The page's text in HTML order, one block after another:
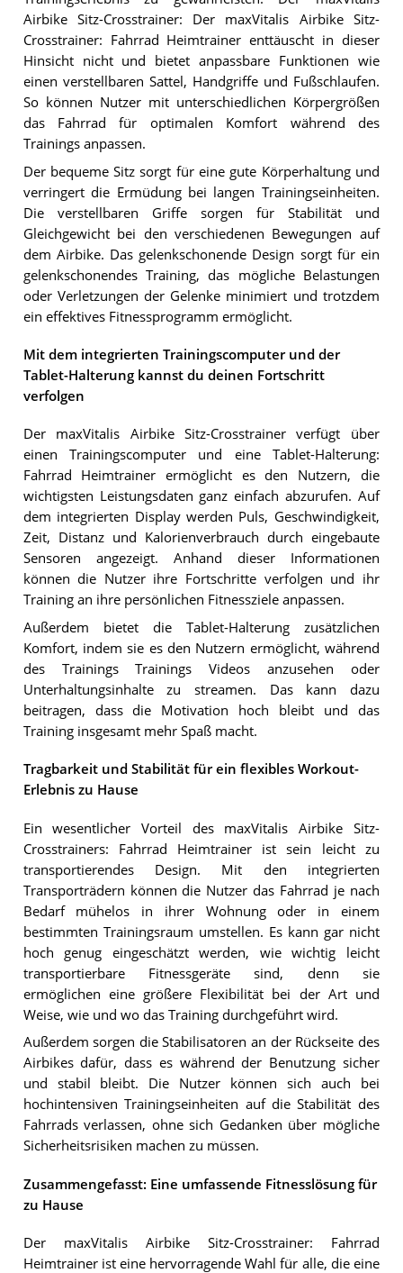
Airbike Sitz-Crosstrainer: Der maxVitalis Airbike Sitz-
Crosstrainer: Fahrrad Heimtrainer enttäuscht in dieser
Hinsicht nicht und bietet anpassbare Funktionen wie
einen verstellbaren Sattel, Handgriffe und Fußschlaufen.
So können Nutzer mit unterschiedlichen Körpergrößen
das Fahrrad für optimalen Komfort während des
Trainings anpassen.
Der bequeme Sitz sorgt für eine gute Körperhaltung und
verringert die Ermüdung bei langen Trainingseinheiten.
Die verstellbaren Griffe sorgen für Stabilität und
Gleichgewicht bei den verschiedenen Bewegungen auf
dem Airbike. Das gelenkschonende Design sorgt für ein
gelenkschonendes Training, das mögliche Belastungen
oder Verletzungen der Gelenke minimiert und trotzdem
ein effektives Fitnessprogramm ermöglicht.
Mit dem integrierten Trainingscomputer und der
Tablet-Halterung kannst du deinen Fortschritt
verfolgen
Der maxVitalis Airbike Sitz-Crosstrainer verfügt über
einen Trainingscomputer und eine Tablet-Halterung:
Fahrrad Heimtrainer ermöglicht es den Nutzern, die
wichtigsten Leistungsdaten ganz einfach abzurufen. Auf
dem integrierten Display werden Puls, Geschwindigkeit,
Zeit, Distanz und Kalorienverbrauch durch eingebaute
Sensoren angezeigt. Anhand dieser Informationen
können die Nutzer ihre Fortschritte verfolgen und ihr
Training an ihre persönlichen Fitnessziele anpassen.
Außerdem bietet die Tablet-Halterung zusätzlichen
Komfort, indem sie es den Nutzern ermöglicht, während
des Trainings Trainings Videos anzusehen oder
Unterhaltungsinhalte zu streamen. Das kann dazu
beitragen, dass die Motivation hoch bleibt und das
Training insgesamt mehr Spaß macht.
Tragbarkeit und Stabilität für ein flexibles Workout-
Erlebnis zu Hause
Ein wesentlicher Vorteil des maxVitalis Airbike Sitz-
Crosstrainers: Fahrrad Heimtrainer ist sein leicht zu
transportierendes Design. Mit den integrierten
Transporträdern können die Nutzer das Fahrrad je nach
Bedarf mühelos in ihrer Wohnung oder in einem
bestimmten Trainingsraum umstellen. Es kann gar nicht
hoch genug eingeschätzt werden, wie wichtig leicht
transportierbare Fitnessgeräte sind, denn sie
ermöglichen eine größere Flexibilität bei der Art und
Weise, wie und wo das Training durchgeführt wird.
Außerdem sorgen die Stabilisatoren an der Rückseite des
Airbikes dafür, dass es während der Benutzung sicher
und stabil bleibt. Die Nutzer können sich auch bei
hochintensiven Trainingseinheiten auf die Stabilität des
Fahrrads verlassen, ohne sich Gedanken über mögliche
Sicherheitsrisiken machen zu müssen.
Zusammengefasst: Eine umfassende Fitnesslösung für
zu Hause
Der maxVitalis Airbike Sitz-Crosstrainer: Fahrrad
Heimtrainer ist eine hervorragende Wahl für alle, die eine